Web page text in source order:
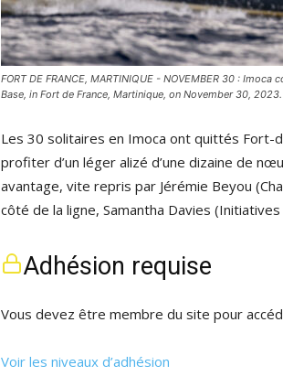
FORT DE FRANCE, MARTINIQUE - NOVEMBER 30 :
Base, in Fort de France, Martinique, on November 30,
Les 30 solitaires en Imoca ont quittés Fort-
profiter d’un léger alizé d’une dizaine de
avantage, vite repris par Jérémie Beyou
côté de la ligne, Samantha Davies
Adhésion requise
Vous devez être membre du site pour
Voir les niveaux d’adhésion